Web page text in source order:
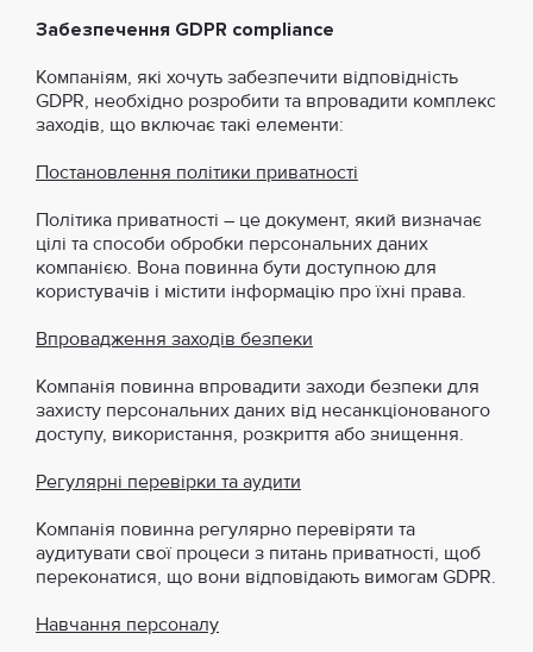
Забезпечення GDPR compliance
Компаніям, які хочуть забезпечити відповідність
GDPR, необхідно розробити та впровадити комплекс
заходів, що включає такі елементи:
Постановлення політики приватності
Політика приватності – це документ, який визначає
цілі та способи обробки персональних даних
компанією. Вона повинна бути доступною для
користувачів і містити інформацію про їхні права.
Впровадження заходів безпеки
Компанія повинна впровадити заходи безпеки для
захисту персональних даних від несанкціонованого
доступу, використання, розкриття або знищення.
Регулярні перевірки та аудити
Компанія повинна регулярно перевіряти та
аудитувати свої процеси з питань приватності, щоб
переконатися, що вони відповідають вимогам GDPR.
Навчання персоналу